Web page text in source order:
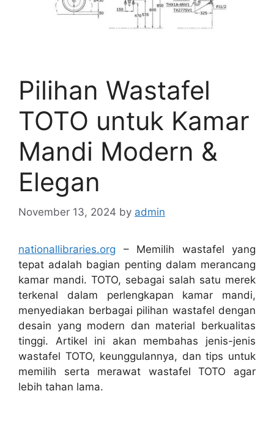
Pilihan Wastafel
TOTO untuk Kamar
Mandi Modern &
Elegan
November 13, 2024 by admin
nationallibraries.org – Memilih wastafel yang
tepat adalah bagian penting dalam merancang
kamar mandi. TOTO, sebagai salah satu merek
terkenal dalam perlengkapan kamar mandi,
menyediakan berbagai pilihan wastafel dengan
desain yang modern dan material berkualitas
tinggi. Artikel ini akan membahas jenis-jenis
wastafel TOTO, keunggulannya, dan tips untuk
memilih serta merawat wastafel TOTO agar
lebih tahan lama.